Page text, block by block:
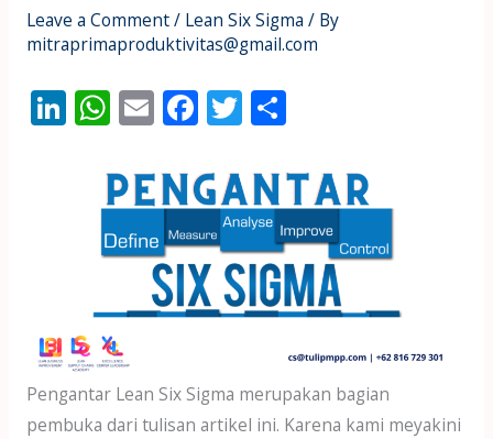
Leave a Comment/ Lean Six Sigma / By
mitraprimaproduktivitas@gmail.com
Li W
at
s
A
p
E
ai
l
F
e
b
o
o
k
T
itt
er
S
ar
e
Pengantar Lean Six Sigma merupakan bagian
pembuka dari tulisan artikel ini. Karena kami meyakini